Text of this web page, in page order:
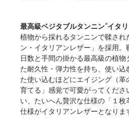
最高級ベジタブルタンニン”イタ
植物から採れるタンニンで鞣さ
ン・イタリアンレザー」を採用
日数と手間の掛かる最高級の植
た耐久性・弾力性を持ち、使い
た使い込むほどにエイジング（
育てる」感覚で可愛がってくだ
い、たいへん贅沢な仕様の「１枚
仕様がイタリアンレザーとなりま